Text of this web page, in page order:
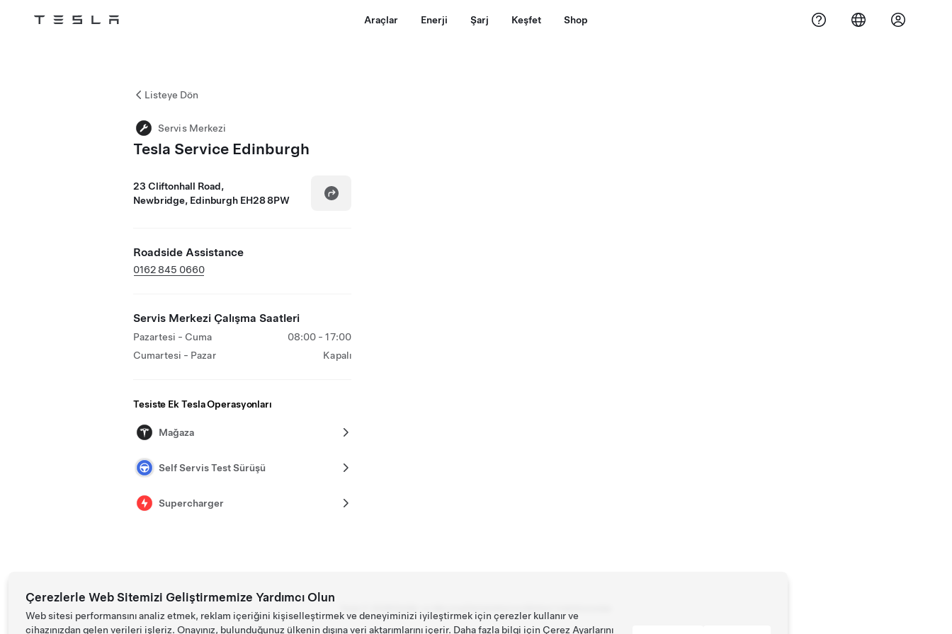
Tesla Araçlar Enerji Şarj Keşfet Shop
Listeye Dön
Servis Merkezi
Tesla Service Edinburgh
23 Cliftonhall Road,
Newbridge, Edinburgh EH28 8PW
Roadside Assistance
0162 845 0660
Servis Merkezi Çalışma Saatleri
Pazartesi - Cuma
08:00 - 17:00
Cumartesi - Pazar
Kapalı
Tesiste Ek Tesla Operasyonları
Mağaza
Self Servis Test Sürüşü
Supercharger
Çerezlerle Web Sitemizi Geliştirmemize Yardımcı Olun
Web sitesi performansını analiz etmek, reklam içeriğini kişiselleştirmek ve deneyiminizi iyileştirmek için çerezler kullanır ve
cihazınızdan gelen verileri işleriz. Onayınız, bulunduğunuz ülkenin dışına veri aktarımlarını içerir. Daha fazla bilgi için Çerez Ayarlarını